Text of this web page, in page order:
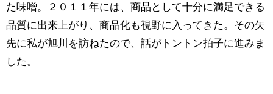
た味噌。２０１１年には、商品として十分に満足できる
品質に出来上がり、商品化も視野に入ってきた。その矢
先に私が旭川を訪ねたので、話がトントン拍子に進みま
した。